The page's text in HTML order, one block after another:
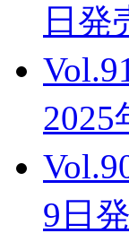
日発
2025
9日